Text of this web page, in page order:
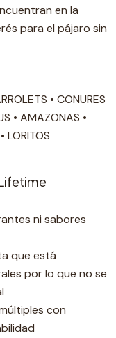
en la
para el pájaro sin
• CONURES
• AMAZONAS •
LORITOS
ni sabores
que está
por lo que no se
con